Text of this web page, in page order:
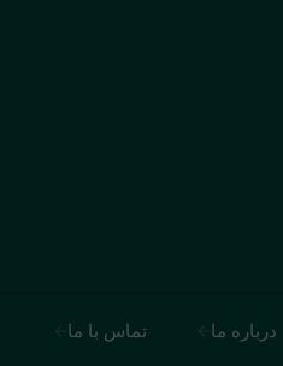
درباره ما تماس با ما